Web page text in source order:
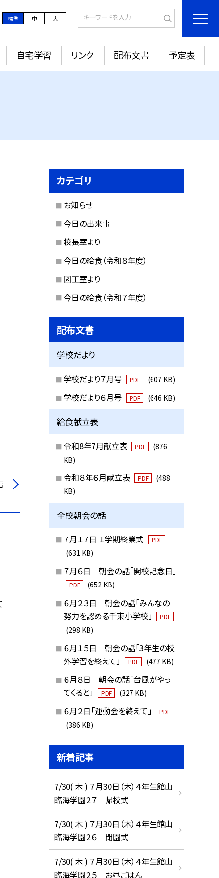
標準 中 大
自宅学習 リンク 配布文書 予定表
カテゴリ
お知らせ
今日の出来事
校長室より
今日の給食（令和８年度）
図工室より
今日の給食（令和７年度）
配布文書
学校だより
学校だより７月号 PDF (607 KB)
学校だより６月号 PDF (646 KB)
給食献立表
令和8年7月献立表 PDF
(876
KB)
令和８年６月献立表 PDF
(488
KB)
全校朝会の話
７月１７日 １学期終業式 PDF
(631 KB)
７月６日 朝会の話「開校記念日」
PDF (652 KB)
６月２３日 朝会の話「みんなの
努力を認める千束小学校」
PDF
(298 KB)
６月１５日 朝会の話「3年生の校
外学習を終えて」
PDF (477 KB)
６月８日 朝会の話「台風がやっ
てくると」
PDF (327 KB)
６月２日「運動会を終えて」 PDF
(386 KB)
新着記事
7/30( 木 ) ７月30日（木）４年生館山
臨海学園２７ 帰校式
7/30( 木 ) ７月30日（木）４年生館山
臨海学園２６ 閉園式
7/30( 木 ) ７月30日（木）４年生館山
臨海学園２５ お昼ごはん